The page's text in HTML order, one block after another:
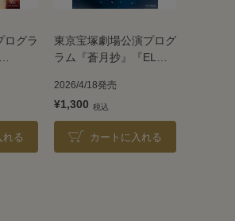
ログラ
れる
東京宝塚劇場公演プログ
ラム『蒼月抄』『EL
2026/4/18発売
¥1,300
カートに入れる